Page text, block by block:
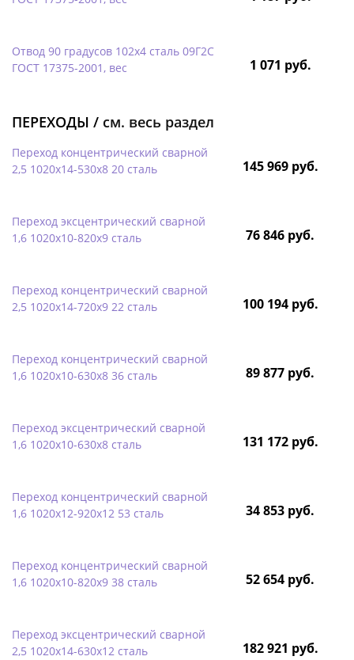
Отвод 90 градусов 102х4 сталь 09Г2С
ГОСТ 17375-2001, вес
1 071 руб.
ПЕРЕХОДЫ / см. весь раздел
Переход концентрический сварной
2,5 1020х14-530х8 20 сталь
145 969 руб.
Переход эксцентрический сварной
1,6 1020х10-820х9 сталь
76 846 руб.
Переход концентрический сварной
2,5 1020х14-720х9 22 сталь
100 194 руб.
Переход концентрический сварной
1,6 1020х10-630х8 36 сталь
89 877 руб.
Переход эксцентрический сварной
1,6 1020х10-630х8 сталь
131 172 руб.
Переход концентрический сварной
1,6 1020х12-920х12 53 сталь
34 853 руб.
Переход концентрический сварной
1,6 1020х10-820х9 38 сталь
52 654 руб.
Переход эксцентрический сварной
2,5 1020х14-630х12 сталь
182 921 руб.